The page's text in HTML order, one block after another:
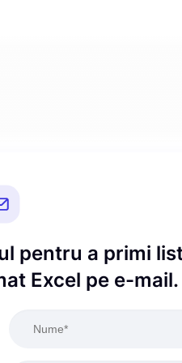
pentru a primi
Excel pe e-mail.